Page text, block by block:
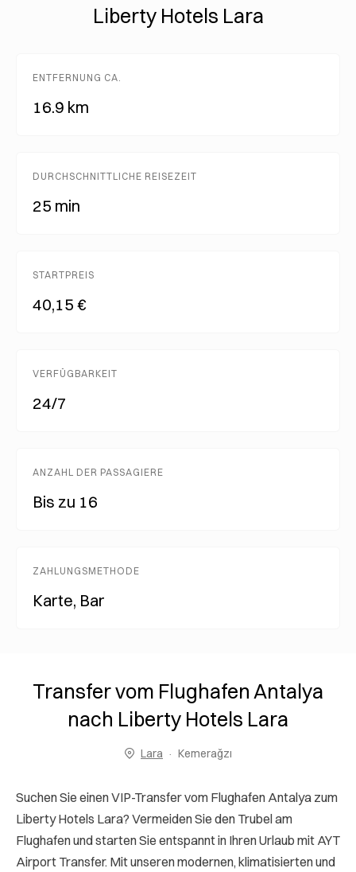
Liberty Hotels Lara
ENTFERNUNG CA.
16.9 km
DURCHSCHNITTLICHE REISEZEIT
25 min
STARTPREIS
40,15 €
VERFÜGBARKEIT
24/7
ANZAHL DER PASSAGIERE
Bis zu 16
ZAHLUNGSMETHODE
Karte, Bar
Transfer vom Flughafen Antalya
nach Liberty Hotels Lara
Lara Kemerağzı
Suchen Sie einen VIP-Transfer vom Flughafen Antalya zum
Liberty Hotels Lara? Vermeiden Sie den Trubel am
Flughafen und starten Sie entspannt in Ihren Urlaub mit AYT
Airport Transfer. Mit unseren modernen, klimatisierten und